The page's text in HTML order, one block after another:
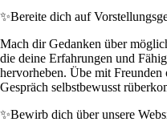
✨Bereite dich auf
Mach dir Gedanken über
die deine Erfahrungen und
hervorheben. Übe mit
Gespräch selbstbewusst
✨Bewirb dich über unsere